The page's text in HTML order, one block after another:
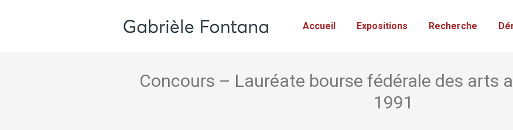
Accueil Expositions Recherche
Concours – Lauréate bourse fédérale des arts
1991